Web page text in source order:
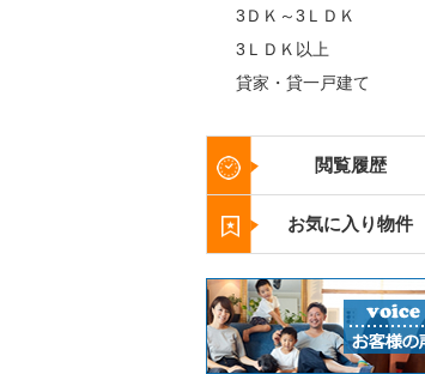
3ＤＫ～3ＬＤＫ
3ＬＤＫ以上
貸家・貸一戸建て
閲覧履歴
お気に入り物件